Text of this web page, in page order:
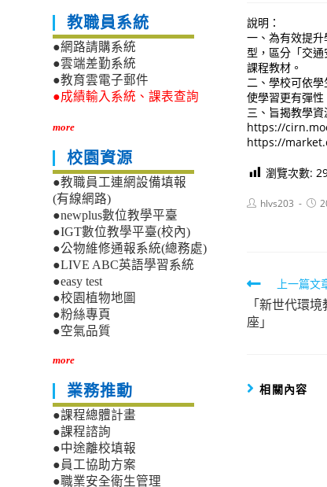
說明：
一、為有效提
型，區分「交
課程教材。
二、學校可依
使學習更有彈
三、旨揭教學
https://
https://
瀏覽次數:
Posthlvs203
Post
Read
more
articles
上一篇文
「新世代環
座」
相關內容
教職員系統
●網路請購系統
●雲端差勤系統
●教育雲電子郵件
●成績輸入系統、課表查詢
more
校園資源
●教職員工連網設備填報
(有線網路)
●newplus數位教學平臺
●IGT數位教學平臺(校內)
●公物維修通報系統(總務處)
●LIVE ABC英語學習系統
●easy test
●校園植物地圖
●粉絲專頁
●空氣品質
more
業務推動
●課程總體計畫
●課程諮詢
●中途離校填報
●員工協助方案
●職業安全衛生管理